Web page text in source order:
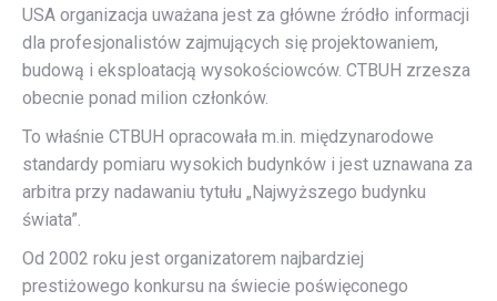
USA organizacja uważana jest za główne źródło informacji
dla profesjonalistów zajmujących się projektowaniem,
budową i eksploatacją wysokościowców. CTBUH zrzesza
obecnie ponad milion członków.
To właśnie CTBUH opracowała m.in. międzynarodowe
standardy pomiaru wysokich budynków i jest uznawana za
arbitra przy nadawaniu tytułu „Najwyższego budynku
świata”.
Od 2002 roku jest organizatorem najbardziej
prestiżowego konkursu na świecie poświęconego